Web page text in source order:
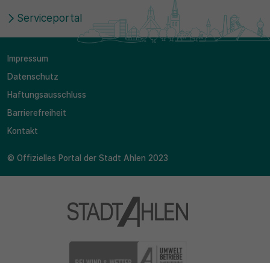
Serviceportal
Impressum
Datenschutz
Haftungsausschluss
Barrierefreiheit
Kontakt
© Offizielles Portal der Stadt Ahlen 2023